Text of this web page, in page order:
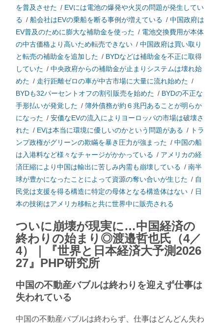
を普及させた / EVには電池の爆発や火災の問題が発生してい
る / 船会社はEVの乗船を断る事例が増えている / 中国政府は
EV普及のために膨大な補助金を使った / 電池交換費用が本体
の中古価格より高いため転売できない / 中国政府は買い取り
と転売の補助金を追加した / BYDなどは補助金を不正に取得
していた / 中央政府からの補助金が止まりシステムは壊れ始
めた / 走行距離ゼロの車が中古市場に大量に流れ始めた /
BYDも32パーセントオフの割引販売を始めた / BYDの不正な
手形払いが発覚した / 簿外債務が約６兆円あることが明らか
になった / 安価なEVの流入によりヨーロッパの市場は破壊さ
れた / EVは本当に環境に優しいのかという問題がある / トラ
ンプ政権がグリーンの欺瞞を暴き圧力が強まった / 中国の船
は入港料など様々なチャージがかかっている / アメリカの経
済圧縮により中国は輸出に苦しみ内需も崩壊している / 南半
球が豊かになったことによって資源の奪い合いが生じた / 自
民党は支援を得る構造に特定の母体となる構造体はない / 日
本の技術はアメリカ移転と共に世界中に販売される
ついに崩壊が現実に…中国経済の
終わりの始まり◎渡邉哲也氏（4／
4）｜『世界と日本経済大予測2026
27』PHP研究所
中国の不動産バブルは終わりを迎えず仕事は
失われている
中国の不動産バブルは終わらず、仕事はどんどん失わ